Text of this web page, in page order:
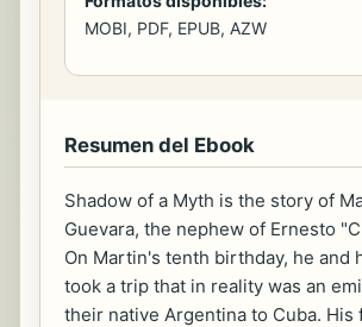
MOBI, PDF, EPUB, AZW
Resumen del Ebook
Shadow of a Myth is the story of
Guevara, the nephew of Ernesto
On Martin's tenth birthday, he and
took a trip that in reality was an
their native Argentina to Cuba. His